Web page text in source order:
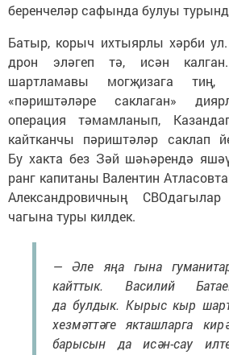
беренчеләр сафында булуы
Батыр, корыч ихтыярлы хәрби
дрон эләгеп тә, исән
шартламавы могҗизага тиң,
«пәриштәләре саклаган»
операция тәмамланып,
кайтканчы пәриштәләр саклап
Бу хакта без Зәй шәһәрендә
ранг капитаны Валентин
Александровичның
чагына туры килдек.
— Әле яңа гына
кайттык. Василий
да булдык. Кырыс кыр
хезмәттәге якташларга
барысын да исән-сау